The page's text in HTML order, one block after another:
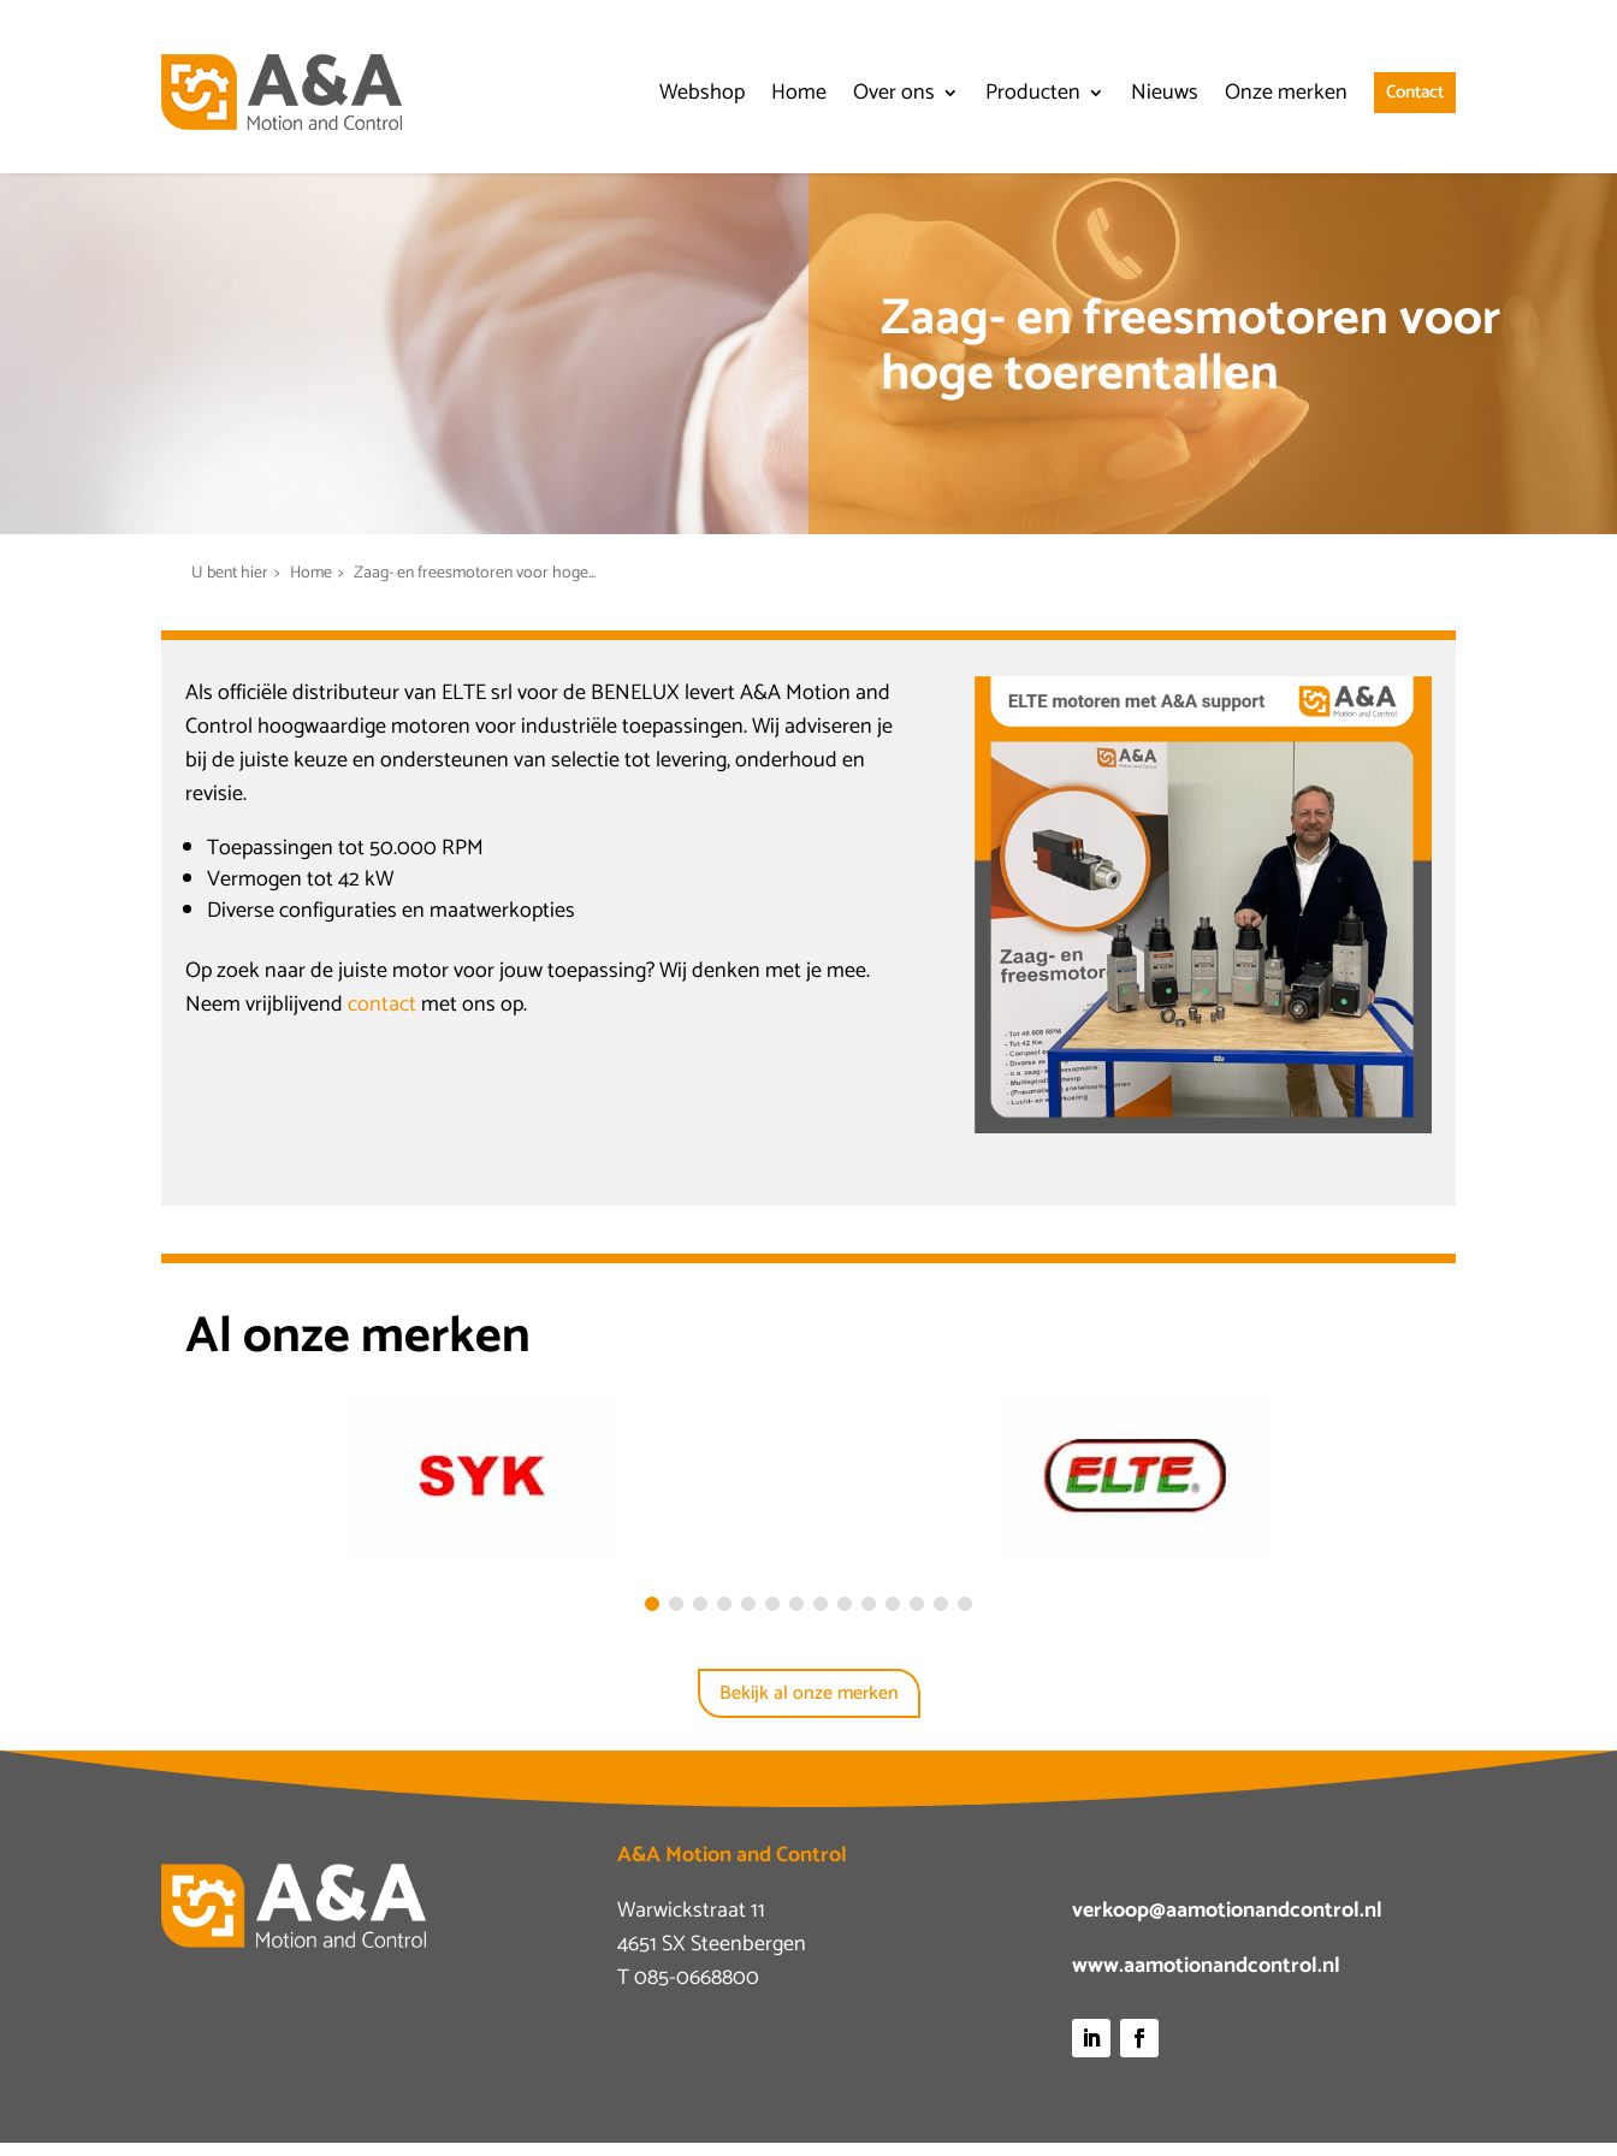
Webshop Home Over ons Producten Nieuws Onze merken Contact
Zaag- en freesmotoren voor
hoge toerentallen
U bent hier > Home > Zaag- en freesmotoren voor hoge...
Als officiële distributeur van ELTE srl voor de BENELUX levert A&A Motion and
Control hoogwaardige motoren voor industriële toepassingen. Wij adviseren je
bij de juiste keuze en ondersteunen van selectie tot levering, onderhoud en
revisie.
Toepassingen tot 50.000 RPM
Vermogen tot 42 kW
Diverse configuraties en maatwerkopties
Op zoek naar de juiste motor voor jouw toepassing? Wij denken met je mee.
Neem vrijblijvendcontactmet ons op.
Al onze merken
Bekijk al onze merken
A&A Motion and Control
Warwickstraat 11
4651 SX Steenbergen
T085-0668800
verkoop@aamotionandcontrol.nl
www.aamotionandcontrol.nl